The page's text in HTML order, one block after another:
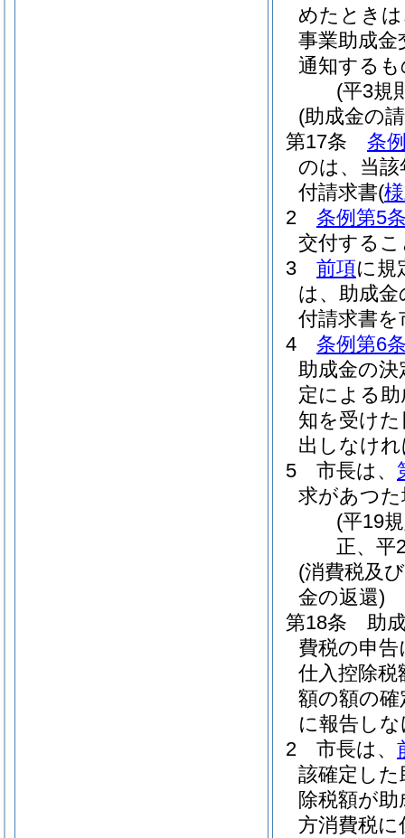
めたとき
事業助成金
通知する
(平3規
(助成金の
第17条
条
のは、当該
付請求書(
2
条例第5
交付する
3
前項に規
は、助成
付請求書
4
条例第6
助成金の
定による
知を受け
出しなけ
5
市長は、
求があつ
(平19
正、平
(消費税及
金の返還)
第18条
助
費税の申
仕入控除税
額の額の
に報告し
2
市長は、
該確定し
除税額が
方消費税